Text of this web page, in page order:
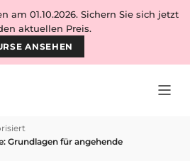
am 01.10.2026. Sichern Sie sich jetzt
aktuellen Preis.
ANSEHEN
Grundlagen für angehende